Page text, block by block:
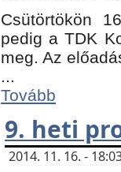
Csütörtökön
pedig a TDK
meg. Az
...
Tovább
9. heti
2014. 11. 16. -